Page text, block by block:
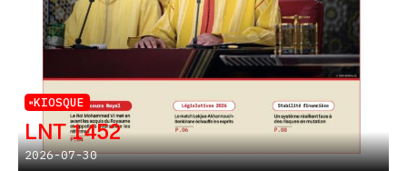
KIOSQUE
LNT 1452
2026-07-30